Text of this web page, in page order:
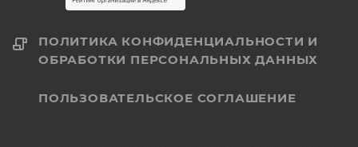
ПОЛИТИКА КОНФИДЕНЦИАЛЬНОСТИ И
ОБРАБОТКИ ПЕРСОНАЛЬНЫХ ДАННЫХ
ПОЛЬЗОВАТЕЛЬСКОЕ СОГЛАШЕНИЕ